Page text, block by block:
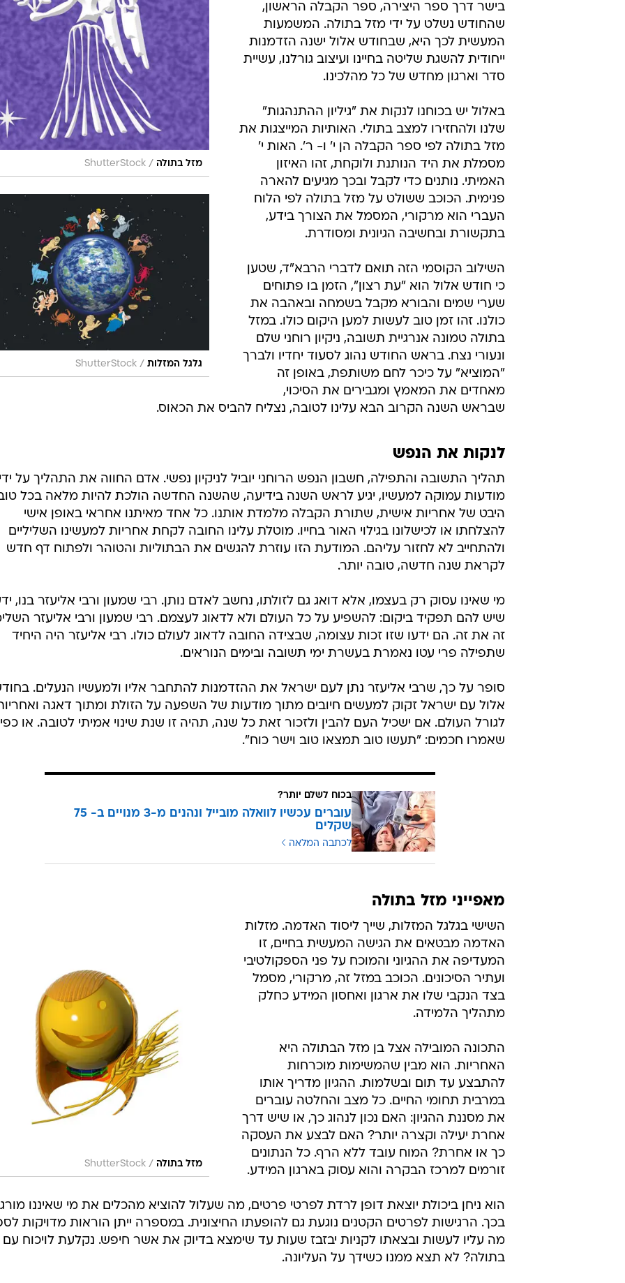
מזל בתולה /
ShutterStock
גלגל המזלות /
ShutterStock
בישר דרך ספר היצירה, ספר הקבלה הראשון,
שהחודש נשלט על ידי מזל בתולה. המשמעות
המעשית לכך היא, שבחודש אלול ישנה הזדמנות
ייחודית להשגת שליטה בחיינו ועיצוב גורלנו, עשיית
סדר וארגון מחדש של כל מהלכינו.
באלול יש בכוחנו לנקות את "גיליון ההתנהגות"
שלנו ולהחזירו למצב בתולי. האותיות המייצגות את
מזל בתולה לפי ספר הקבלה הן י' ו- ר'. האות י'
מסמלת את היד הנותנת ולוקחת, זהו האיזון
האמיתי. נותנים כדי לקבל ובכך מגיעים להארה
פנימית. הכוכב ששולט על מזל בתולה לפי הלוח
העברי הוא מרקורי, המסמל את הצורך בידע,
בתקשורת ובחשיבה הגיונית ומסודרת.
השילוב הקוסמי הזה תואם לדברי הרבא"ד, שטען
כי חודש אלול הוא "עת רצון", הזמן בו פתוחים
שערי שמים והבורא מקבל בשמחה ובאהבה את
כולנו. זהו זמן טוב לעשות למען היקום כולו. במזל
בתולה טמונה אנרגיית תשובה, ניקיון רוחני שלם
ונעורי נצח. בראש החודש נהוג לסעוד יחדיו ולברך
"המוציא" על כיכר לחם משותפת, באופן זה
מאחדים את המאמץ ומגבירים את הסיכוי,
שבראש השנה הקרוב הבא עלינו לטובה, נצליח להביס את הכאוס.
לנקות את הנפש
תהליך התשובה והתפילה, חשבון הנפש הרוחני יוביל לניקיון נפשי. אדם החווה את התהליך על
מודעות עמוקה למעשיו, יגיע לראש השנה בידיעה, שהשנה החדשה הולכת להיות מלאה בכל
היבט של אחריות אישית, שתורת הקבלה מלמדת אותנו. כל אחד מאיתנו אחראי באופן אישי
להצלחתו או לכישלונו בגילוי האור בחייו. מוטלת עלינו החובה לקחת אחריות למעשינו השליליים
ולהתחייב לא לחזור עליהם. המודעת הזו עוזרת להגשים את הבתוליות והטוהר ולפתוח דף חדש
לקראת שנה חדשה, טובה יותר.
מי שאינו עסוק רק בעצמו, אלא דואג גם לזולתו, נחשב לאדם נותן. רבי שמעון ורבי אליעזר בנו,
שיש להם תפקיד ביקום: להשפיע על כל העולם ולא לדאוג לעצמם. רבי שמעון ורבי אליעזר
זה את זה. הם ידעו שזו זכות עצומה, שבצידה החובה לדאוג לעולם כולו. רבי אליעזר היה היחיד
שתפילה פרי עטו נאמרת בעשרת ימי תשובה ובימים הנוראים.
סופר על כך, שרבי אליעזר נתן לעם ישראל את ההזדמנות להתחבר אליו ולמעשיו הנעלים.
אלול עם ישראל זקוק למעשים חיובים מתוך מודעות של השפעה על הזולת ומתוך דאגה
לגורל העולם. אם ישכיל העם להבין ולזכור זאת כל שנה, תהיה זו שנת שינוי אמיתי לטובה. או כפי
שאמרו חכמים: "תעשו טוב תמצאו טוב וישר כוח".
בכוח לשלם יותר?
עוברים עכשיו לוואלה מובייל ונהנים מ-3 מנויים ב- 75
שקלים
לכתבה המלאה
מאפייני מזל בתולה
מזל בתולה /
ShutterStock
השישי בגלגל המזלות, שייך ליסוד האדמה. מזלות
האדמה מבטאים את הגישה המעשית בחיים, זו
המעדיפה את ההגיוני והמוכח על פני הספקולטיבי
ועתיר הסיכונים. הכוכב במזל זה, מרקורי, מסמל
בצד הנקבי שלו את ארגון ואחסון המידע כחלק
מתהליך הלמידה.
התכונה המובילה אצל בן מזל הבתולה היא
האחריות. הוא מבין שהמשימות מוכרחות
להתבצע עד תום ובשלמות. ההגיון מדריך אותו
במרבית תחומי החיים. כל מצב והחלטה עוברים
את מסננת ההגיון: האם נכון לנהוג כך, או שיש דרך
אחרת יעילה וקצרה יותר? האם לבצע את העסקה
כך או אחרת? המוח עובד ללא הרף. כל הנתונים
זורמים למרכז הבקרה והוא עסוק בארגון המידע.
הוא ניחן ביכולת יוצאת דופן לרדת לפרטי פרטים, מה שעלול להוציא מהכלים את מי שאיננו
בכך. הרגישות לפרטים הקטנים נוגעת גם להופעתו החיצונית. במספרה ייתן הוראות מדויקות
מה עליו לעשות ובצאתו לקניות יבזבז שעות עד שימצא בדיוק את אשר חיפש. נקלעת לויכוח עם
בתולה? לא תצא ממנו כשידך על העליונה.